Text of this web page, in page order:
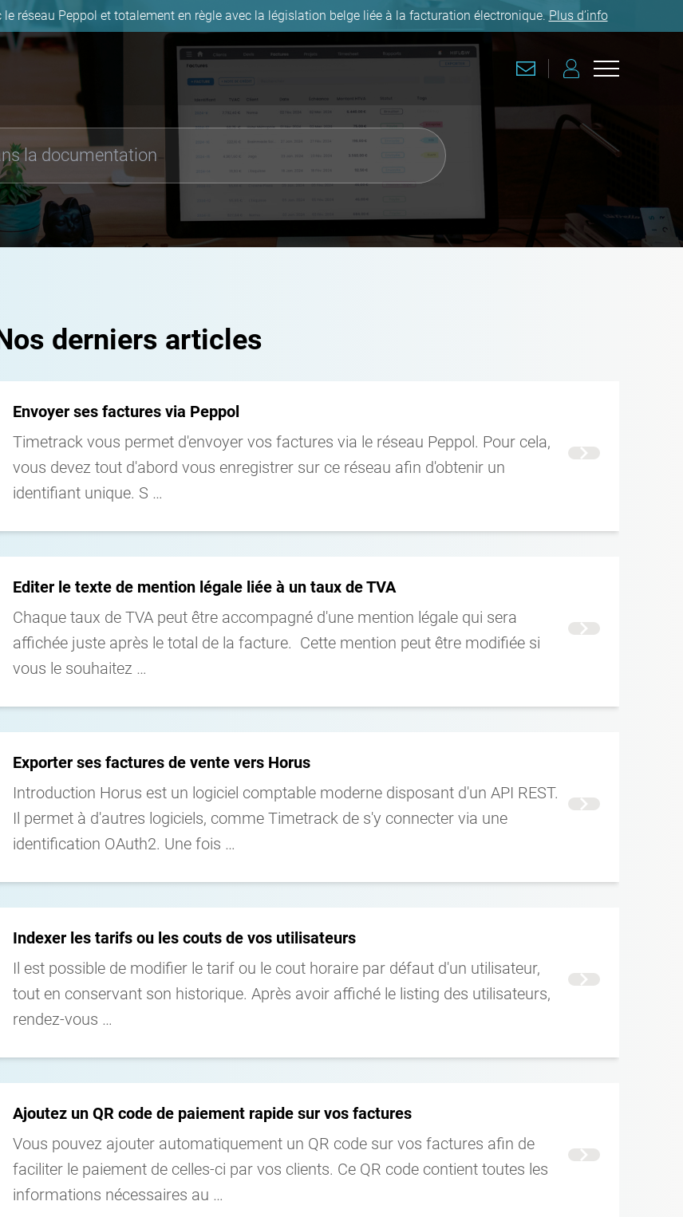
réseau Peppol et totalement en règle avec la législation belge liée à la facturation électronique. Plus d’info
CONTACTCONNEXION
Ouvrir/
derniers articles
Envoyer ses factures via Peppol
Timetrack vous permet d'envoyer vos factures via le réseau Peppol. Pour cela,
vous devez tout d'abord vous enregistrer sur ce réseau afin d'obtenir un
identifiant unique. S …
Voir la suite
Editer le texte de mention légale liée à un taux de TVA
Chaque taux de TVA peut être accompagné d'une mention légale qui sera
affichée juste après le total de la facture. Cette mention peut être modifiée si
vous le souhaitez …
Voir la suite
Exporter ses factures de vente vers Horus
Introduction Horus est un logiciel comptable moderne disposant d'un API REST.
Il permet à d'autres logiciels, comme Timetrack de s'y connecter via une
identification OAuth2. Une fois …
Voir la suite
Indexer les tarifs ou les couts de vos utilisateurs
Il est possible de modifier le tarif ou le cout horaire par défaut d'un utilisateur,
tout en conservant son historique. Après avoir affiché le listing des utilisateurs,
rendez-vous …
Voir la suite
Ajoutez un QR code de paiement rapide sur vos factures
Vous pouvez ajouter automatiquement un QR code sur vos factures afin de
faciliter le paiement de celles-ci par vos clients. Ce QR code contient toutes les
informations nécessaires au …
Voir la suite